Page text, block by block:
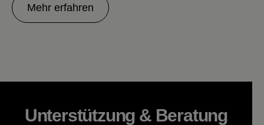
Mehr erfahren
Unterstützung & Beratung